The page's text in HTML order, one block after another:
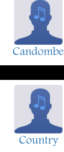
Candombe
Country